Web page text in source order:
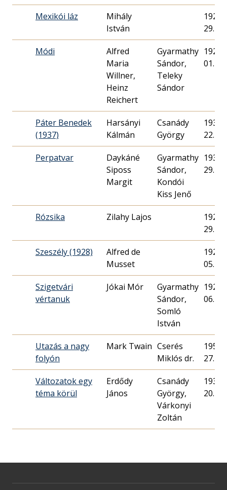
Mexikói láz
Mihály
István
1929.
29.
Módi
Alfred
Maria
Willner,
Heinz
Reichert
Gyarmathy
Sándor,
Teleky
Sándor
1928.
01.
Páter Benedek
(1937)
Harsányi
Kálmán
Csanády
György
1937.
22.
Perpatvar
Daykáné
Siposs
Margit
Gyarmathy
Sándor,
Kondói
Kiss Jenő
1939.
29.
Rózsika Zilahy Lajos
1929.
29.
Szeszély (1928)
Alfred de
Musset
1928.
05.
Szigetvári
vértanuk
Jókai Mór
Gyarmathy
Sándor,
Somló
István
1927.
06.
Utazás a nagy
folyón
Mark Twain Cserés
Miklós dr.
1952.
27.
Változatok egy
téma körül
Erdődy
János
Csanády
György,
Várkonyi
Zoltán
1938.
20.